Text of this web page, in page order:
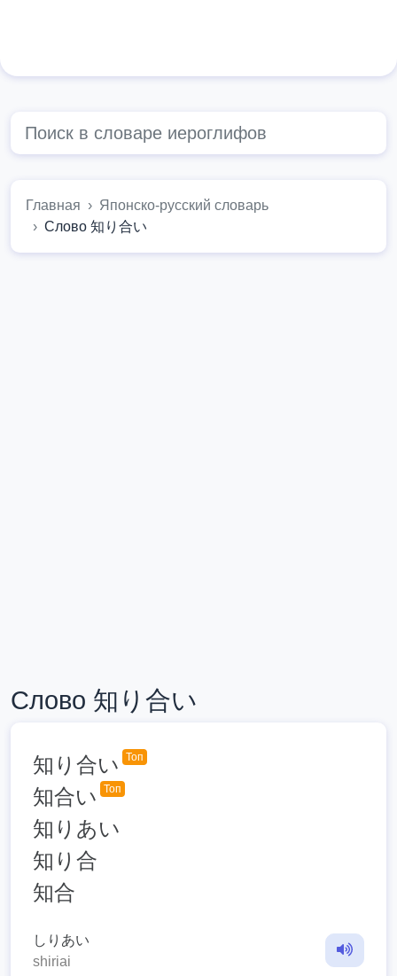
Главная
Японско-русский словарь
Слово 知り合い
Слово 知り合い
知り合い Топ
知合い Топ
知りあい
知り合
知合
しりあい
shiriai